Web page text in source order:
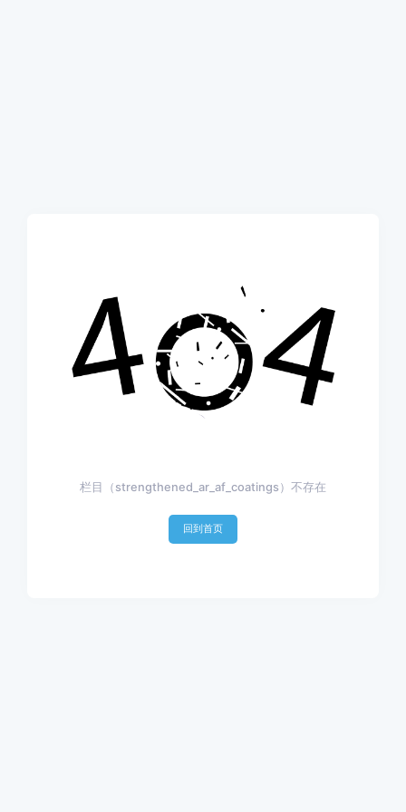
栏目（strengthened_ar_af_coatings）不存在
回到首页